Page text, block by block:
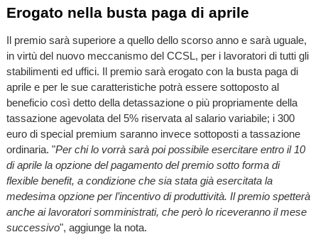
Erogato nella busta paga di aprile
Il premio sarà superiore a quello dello scorso anno e sarà uguale,
in virtù del nuovo meccanismo del CCSL, per i lavoratori di tutti gli
stabilimenti ed uffici. Il premio sarà erogato con la busta paga di
aprile e per le sue caratteristiche potrà essere sottoposto al
beneficio così detto della detassazione o più propriamente della
tassazione agevolata del 5% riservata al salario variabile; i 300
euro di special premium saranno invece sottoposti a tassazione
ordinaria. "Per chi lo vorrà sarà poi possibile esercitare entro il 10
di aprile la opzione del pagamento del premio sotto forma di
flexible benefit, a condizione che sia stata già esercitata la
medesima opzione per l’incentivo di produttività. Il premio spetterà
anche ai lavoratori somministrati, che però lo riceveranno il mese
successivo", aggiunge la nota.